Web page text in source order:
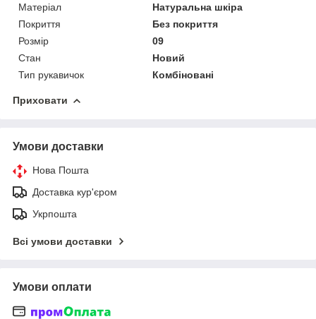
Матеріал
Натуральна шкіра
Покриття
Без покриття
Розмір
09
Стан
Новий
Тип рукавичок
Комбіновані
Приховати
Умови доставки
Нова Пошта
Доставка кур'єром
Укрпошта
Всі умови доставки
Умови оплати